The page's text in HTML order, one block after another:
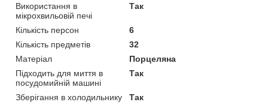
Використання в
мікрохвильовій печі
Так
Кількість персон
6
Кількість предметів
32
Матеріал
Порцеляна
Підходить для миття в
посудомийній машині
Так
Зберігання в холодильнику
Так